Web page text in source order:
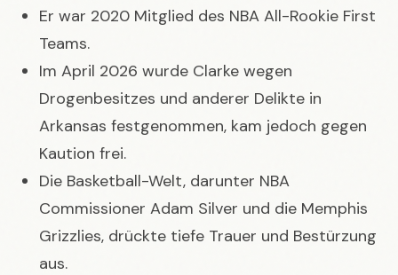
Er war 2020 Mitglied des NBA All-Rookie First
Teams.
Im April 2026 wurde Clarke wegen
Drogenbesitzes und anderer Delikte in
Arkansas festgenommen, kam jedoch gegen
Kaution frei.
Die Basketball-Welt, darunter NBA
Commissioner Adam Silver und die Memphis
Grizzlies, drückte tiefe Trauer und Bestürzung
aus.